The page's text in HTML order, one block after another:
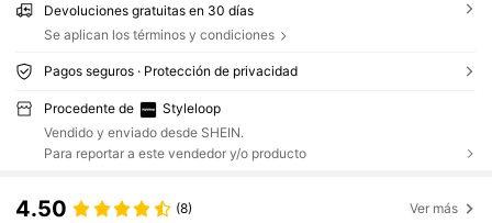
Devoluciones gratuitas en 30 días
Se aplican los términos y condiciones
Pagos seguros · Protección de privacidad
Procedente de
Styleloop
Vendido y enviado desde SHEIN.
Para reportar a este vendedor y/o producto
4.50 (8) Ver más